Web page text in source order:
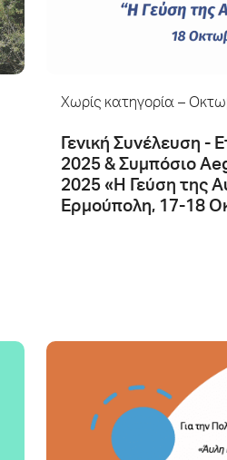
Χωρίς κατηγορία –
Γενική Συνέλευση -
2025 & Συμπόσιο
2025 «Η Γεύση της
Ερμούπολη, 17-18